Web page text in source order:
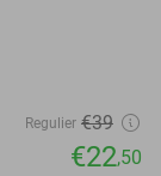
Regulier €39
€22,50